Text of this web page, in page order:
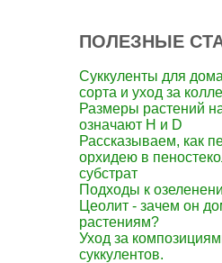
ПОЛЕЗНЫЕ
Суккуленты для
сорта и уход за
Размеры растений
означают H и D
Рассказываем, как
орхидею в
субстрат
Подходы к
Цеолит - зачем он
растениям?
Уход за
суккулентов.